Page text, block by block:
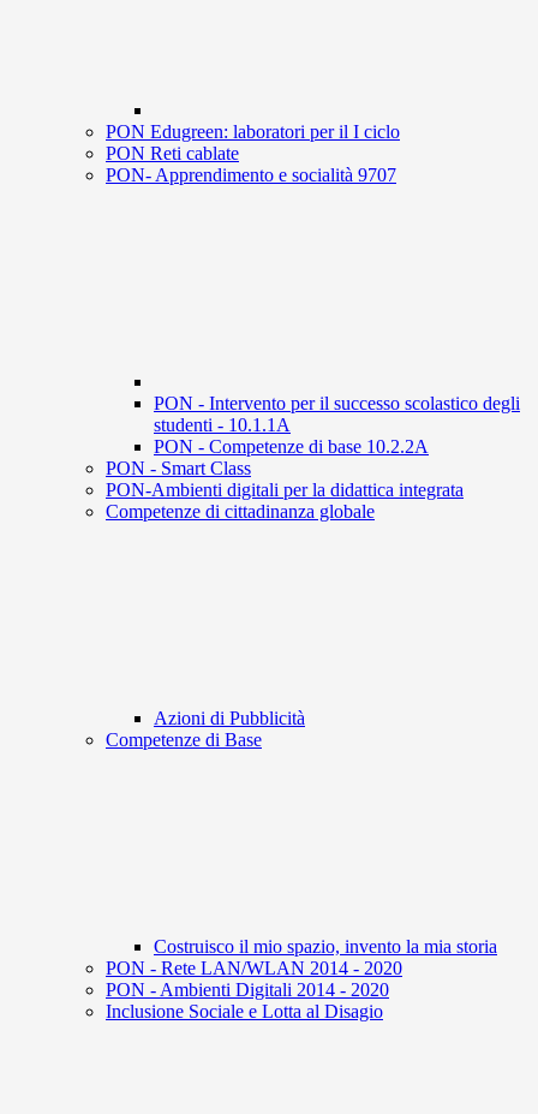
PON Edugreen: laboratori per il I ciclo
PON Reti cablate
PON- Apprendimento e socialità 9707
PON - Intervento per il successo scolastico degli
studenti - 10.1.1A
PON - Competenze di base 10.2.2A
PON - Smart Class
PON-Ambienti digitali per la didattica integrata
Competenze di cittadinanza globale
Azioni di Pubblicità
Competenze di Base
Costruisco il mio spazio, invento la mia storia
PON - Rete LAN/WLAN 2014 - 2020
PON - Ambienti Digitali 2014 - 2020
Inclusione Sociale e Lotta al Disagio